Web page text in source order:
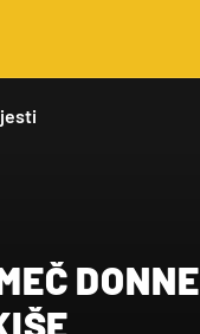
DONNE